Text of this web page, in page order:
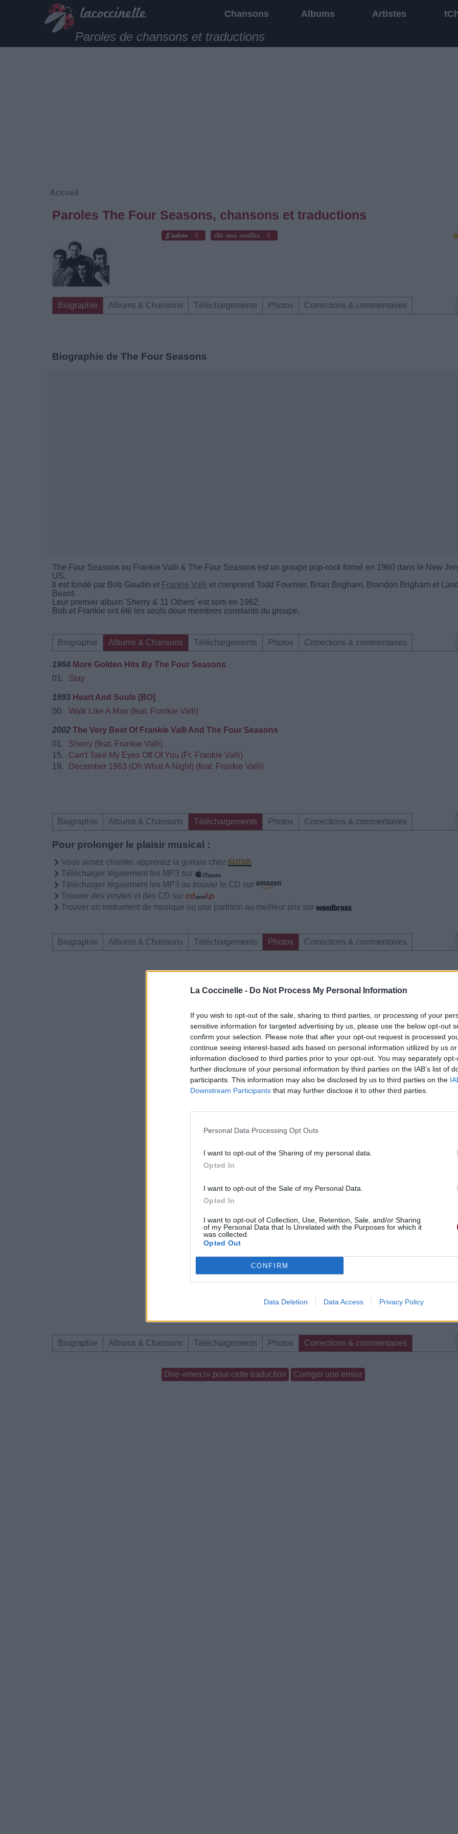
La Coccinelle - Do Not Process My Personal Information
If you wish to opt-out of the sale, sharing to third parties, or processing of your
sensitive information for targeted advertising by us, please use the below opt-out
confirm your selection. Please note that after your opt-out request is processed
continue seeing interest-based ads based on personal information utilized by us
information disclosed to third parties prior to your opt-out. You may separately
further disclosure of your personal information by third parties on the IAB’s list of
participants. This information may also be disclosed by us to third parties on the
Downstream Participants that may further disclose it to other third parties.
Personal Data Processing Opt Outs
I want to opt-out of the Sharing of my personal data.
Opted In
I want to opt-out of the Sale of my Personal Data.
Opted In
I want to opt-out of Collection, Use, Retention, Sale, and/or Sharing
of my Personal Data that Is Unrelated with the Purposes for which it
was collected.
Opted Out
CONFIRM
Data Deletion Data Access Privacy Policy
Chansons Albums Artistes
Paroles de chansons et traductions
Accueil
Paroles The Four Seasons, chansons et traductions
0 0
Biographie Albums & Chansons Téléchargements Photos Corrections & commentaires
Biographie de The Four Seasons
The Four Seasons ou Frankie Valli & The Four Seasons est un groupe pop-rock formé en 1960 dans le New
US.
Il est fondé par Bob Gaudio et Frankie Valli et comprend Todd Fournier, Brian Brigham, Brandon Brigham et
Beard.
Leur premier album 'Sherry & 11 Others' est sorti en 1962.
Bob et Frankie ont été les seuls deux membres constants du groupe.
Biographie Albums & Chansons Téléchargements Photos Corrections & commentaires
1964 More Golden Hits By The Four Seasons
01.
Stay
1993 Heart And Souls [BO]
00.
Walk Like A Man (feat. Frankie Valli)
2002 The Very Best Of Frankie Valli And The Four Seasons
01.
Sherry (feat. Frankie Valli)
15.
Can't Take My Eyes Off Of You (Ft. Frankie Valli)
19.
December 1963 (Oh What A Night) (feat. Frankie Valli)
Biographie Albums & Chansons Téléchargements Photos Corrections & commentaires
Pour prolonger le plaisir musical :
Vous aimez chanter, apprenez la guitare chez
Télécharger légalement les MP3 sur
Télécharger légalement les MP3 ou trouver le CD sur
Trouver des vinyles et des CD sur
Trouver un instrument de musique ou une partition au meilleur prix sur
Biographie Albums & Chansons Téléchargements Photos Corrections & commentaires
Biographie Albums & Chansons Téléchargements Photos Corrections & commentaires
Dire «merci» pour cette traduction Corriger une erreur